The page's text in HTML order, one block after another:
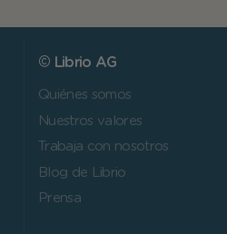
© Librio AG
Quiénes somos
Nuestros valores
Trabaja con nosotros
Blog de Librio
Prensa